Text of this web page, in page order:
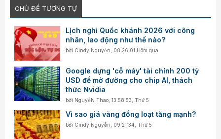
CHỦ ĐỀ TƯƠNG TỰ
Lịch nghỉ Quốc khánh 2026 với công
nhân, lao động như thế nào?
bởi Cindy Nguyễn 08:26:01 Hôm qua
Google dựng 'cỗ máy' tài chính 200 tỷ
USD để mở đường cho chip AI, thách
thức Nvidia
bởi NguyễN Thao ,13:58:53, Thứ 5
Vì sao giá vàng đồng loạt tăng mạnh?
bởi Cindy Nguyễn 09:21:34, Thứ 5